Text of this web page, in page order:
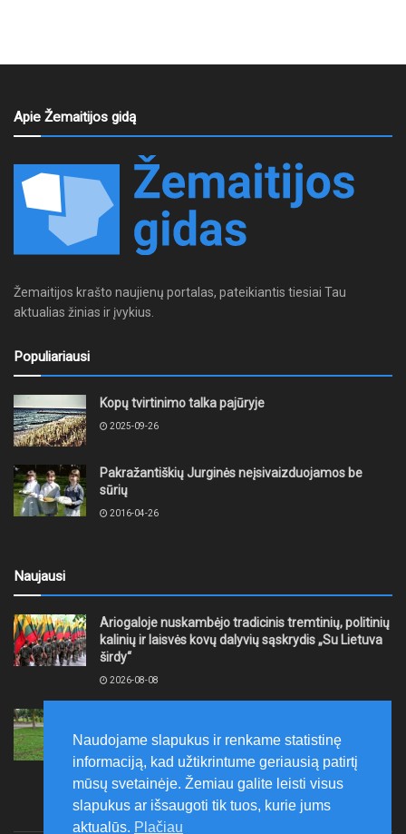
Apie Žemaitijos gidą
Žemaitijos krašto naujienų portalas, pateikiantis tiesiai Tau
aktualias žinias ir įvykius.
Populiariausi
Kopų tvirtinimo talka pajūryje
2025-09-26
Pakražantiškių Jurginės neįsivaizduojamos be
sūrių
2016-04-26
Naujausi
Ariogaloje nuskambėjo tradicinis tremtinių, politinių
kalinių ir laisvės kovų dalyvių sąskrydis „Su Lietuva
širdy“
2026-08-08
laikytis Kelių eismo taisyklių, tausoti aplinką
2026-08-08
Naudojame slapukus ir renkame statistinę
informaciją, kad užtikrintume geriausią patirtį
mūsų svetainėje. Žemiau galite leisti visus
slapukus ar išsaugoti tik tuos, kurie jums
aktualūs. Plačiau